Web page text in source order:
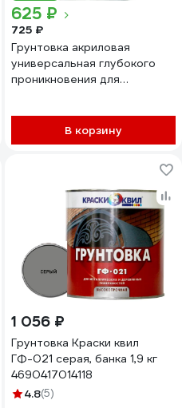
625 ₽
725 ₽
Грунтовка акриловая
универсальная глубокого
проникновения для
В корзину
1 056 ₽
Грунтовка Краски квил
ГФ-021 серая, банка 1,9 кг
4690417014118
4.8(5)